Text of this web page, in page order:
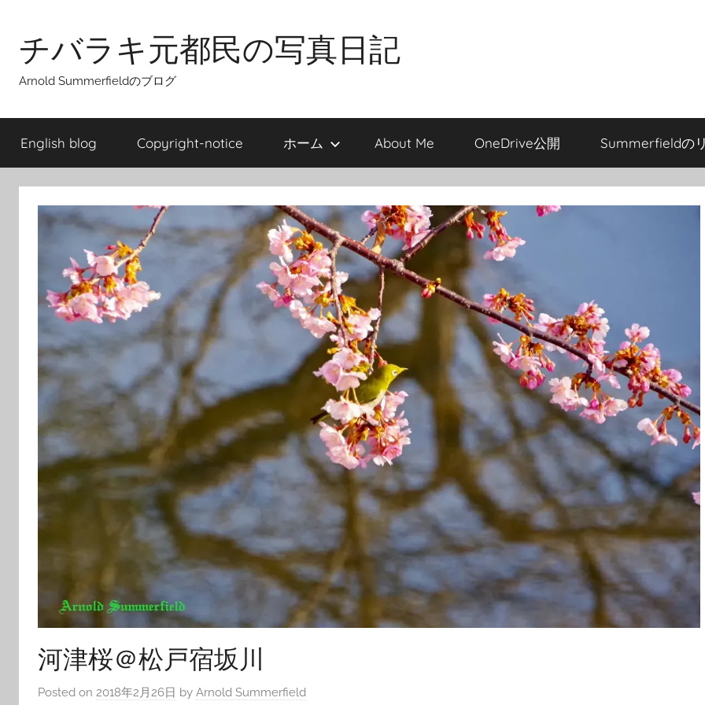
contentチバラキ元都民の写真日記
Arnold Summerfieldのブログ
English blog Copyright-notice ホーム About Me OneDrive公開 Summerfieldの
河津桜＠松戸宿坂川
Posted on 2018年2月26日 by Arnold Summerfield